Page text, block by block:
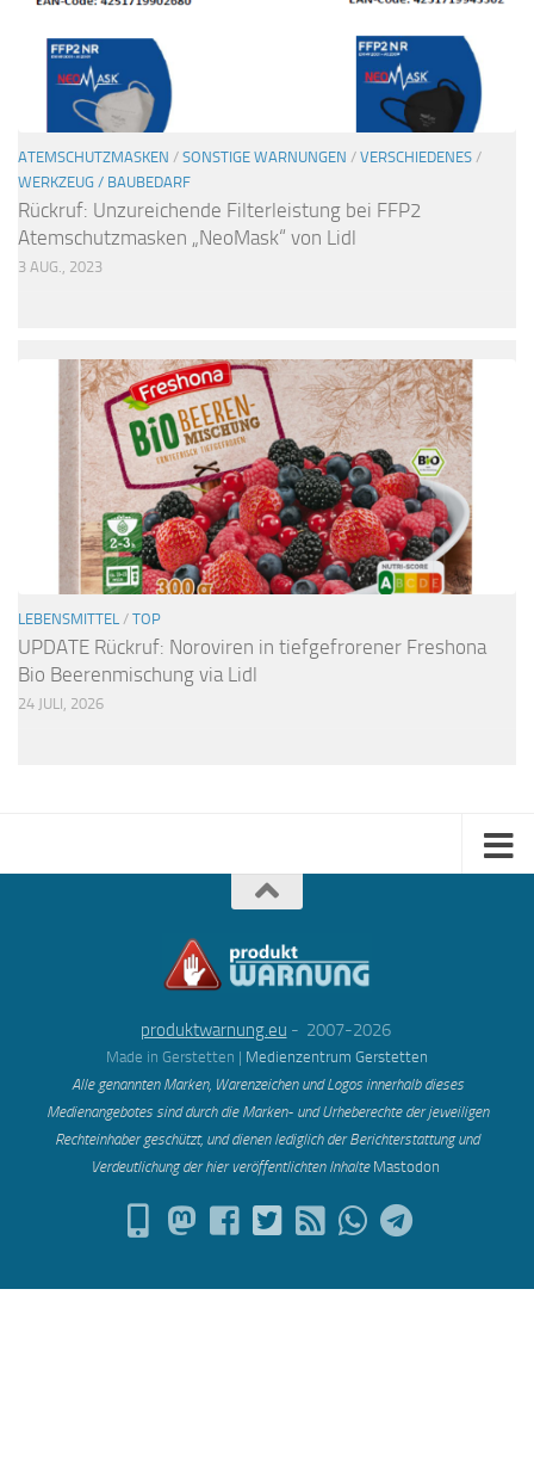
ATEMSCHUTZMASKEN / SONSTIGE WARNUNGEN / VERSCHIEDENES /
WERKZEUG / BAUBEDARF
Rückruf: Unzureichende Filterleistung bei FFP2
Atemschutzmasken „NeoMask“ von Lidl
3 AUG., 2023
LEBENSMITTEL / TOP
UPDATE Rückruf: Noroviren in tiefgefrorener Freshona
Bio Beerenmischung via Lidl
24 JULI, 2026
produktwarnung.eu - 2007-2026
Made in Gerstetten | Medienzentrum Gerstetten
Alle genannten Marken, Warenzeichen und Logos innerhalb dieses
Medienangebotes sind durch die Marken- und Urheberechte der jeweiligen
Rechteinhaber geschützt, und dienen lediglich der Berichterstattung und
Verdeutlichung der hier veröffentlichten Inhalte Mastodon